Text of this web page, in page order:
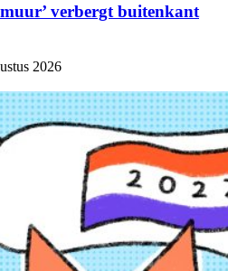
verbergt buitenkant
2026